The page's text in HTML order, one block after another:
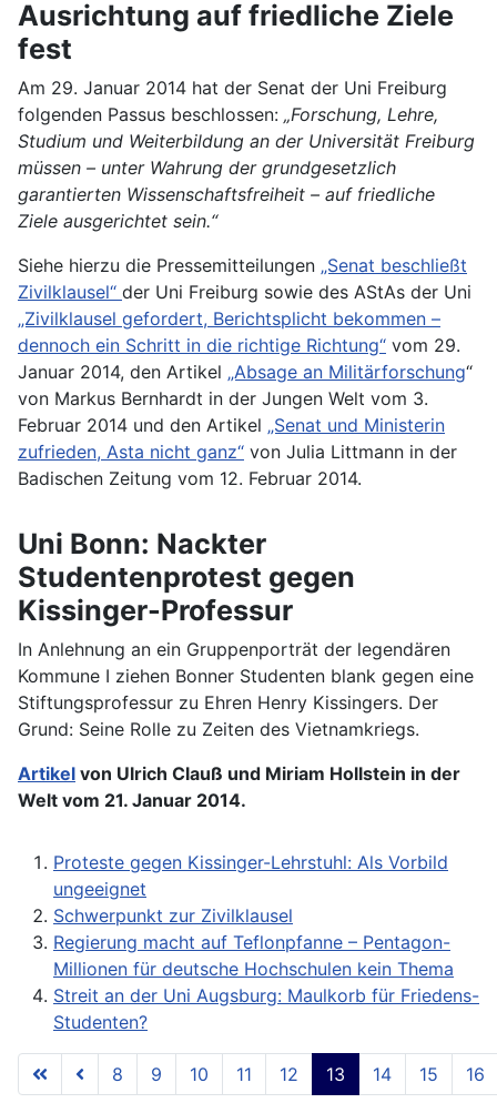
Ausrichtung auf friedliche Ziele
fest
Am 29. Januar 2014 hat der Senat der Uni Freiburg
folgenden Passus beschlossen: „Forschung, Lehre,
Studium und Weiterbildung an der Universität Freiburg
müssen – unter Wahrung der grundgesetzlich
garantierten Wissenschaftsfreiheit – auf friedliche
Ziele ausgerichtet sein.“
Siehe hierzu die Pressemitteilungen „Senat beschließt
Zivilklausel“ der Uni Freiburg sowie des AStAs der Uni
„Zivilklausel gefordert, Berichtsplicht bekommen –
dennoch ein Schritt in die richtige Richtung“ vom 29.
Januar 2014, den Artikel „Absage an Militärforschung“
von Markus Bernhardt in der Jungen Welt vom 3.
Februar 2014 und den Artikel „Senat und Ministerin
zufrieden, Asta nicht ganz“ von Julia Littmann in der
Badischen Zeitung vom 12. Februar 2014.
Uni Bonn: Nackter
Studentenprotest gegen
Kissinger-Professur
In Anlehnung an ein Gruppenporträt der legendären
Kommune I ziehen Bonner Studenten blank gegen eine
Stiftungsprofessur zu Ehren Henry Kissingers. Der
Grund: Seine Rolle zu Zeiten des Vietnamkriegs.
Artikel von Ulrich Clauß und Miriam Hollstein in der
Welt vom 21. Januar 2014.
Proteste gegen Kissinger-Lehrstuhl: Als Vorbild
ungeeignet
Schwerpunkt zur Zivilklausel
Regierung macht auf Teflonpfanne – Pentagon-
Millionen für deutsche Hochschulen kein Thema
Streit an der Uni Augsburg: Maulkorb für Friedens-
Studenten?
Seite 13 von 18
8 9 10 11 12 13 14 15 16